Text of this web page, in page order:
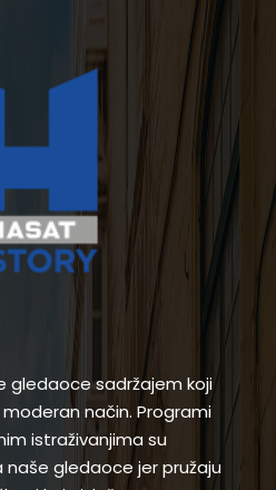
gledaoce sadržajem koji
način. Programi
istraživanjima su
gledaoce jer pružaju